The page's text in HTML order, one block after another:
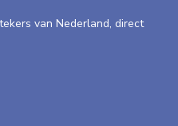
van Nederland, direct